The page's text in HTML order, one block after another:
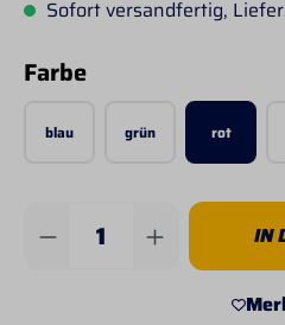
Sofort versandfertig,
Farbeauswählen
blau grün rot
Produkt Anzahl: IN